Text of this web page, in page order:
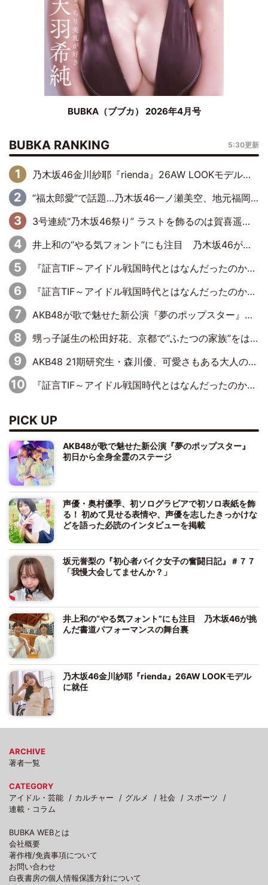
BUBKA（ブブカ） 2026年4月号
BUBKA RANKING 5:30更新
乃木坂46金川紗耶『rienda』26AW LOOKモデルに就任
“福太郎愛”で話題…乃木坂46一ノ瀬美空、地元福岡『めんべい25周年トップサポーター』に就任
3号連続“乃木坂46祭り” ラストを飾るのは賀喜遥香…5年ぶりの登場に「5年分大人になった私を見ていただけたら」
井上和の“やる気フォント”にも注目 乃木坂46が挑んだ書道パフォーマンスの舞台裏
『証言TIF～アイドル戦国時代とはなんだったのか～』第6回：でんぱ組.inc・古川未鈴×相沢梨紗「『ハロプロやりたかったな』って言ったら、夢眠ねむさんに『てめえはでんぱ組．incなんだよ！』って肩パンされて(笑)」
『証言TIF～アイドル戦国時代とはなんだったのか～』第11回：私立恵比寿中学・真山りか×安本彩花「TIFで10年ぶりのキョンシーメイクをしたら、場を完全に引かせてしまって。時代が変わったんだなって」
AKB48が歌で魅せた新公演『夢のポップスター』 初日から全身全霊のステージ
甥っ子誕生の松田好花、京都で“ふたつの家族”をはしご！ “母”黒谷友香に見送られ、“父”松岡昌宏とはハシゴ酒
AKB48 21期研究生・森川優、可愛さもある大人の女性に
『証言TIF～アイドル戦国時代とはなんだったのか～』第10回：さくら学院・武藤彩未×飯田らうら「正直、中3で辞めるというのを信じてなくて。そう言われてはいたけど、嘘でしょって」
PICK UP
AKB48が歌で魅せた新公演『夢のポップスター』
初日から全身全霊のステージ
声優・奥村優季、初ソログラビアで初ソロ表紙を飾
る！ 初めて見せる表情や、声優を志したきっかけな
どを語った必読のインタビューを掲載
坂元誉梨の『初心者バイク女子の奮闘日記』＃７７
「我慢大会してませんか？」
井上和の“やる気フォント”にも注目 乃木坂46が挑
んだ書道パフォーマンスの舞台裏
乃木坂46金川紗耶『rienda』26AW LOOKモデル
に就任
ARCHIVE
著者一覧
CATEGORY
アイドル・芸能
カルチャー グルメ 社会
スポーツ
連載・コラム
BUBKA WEBとは
会社概要
著作権/免責事項について
お問い合わせ
白夜書房の個人情報保護方針について